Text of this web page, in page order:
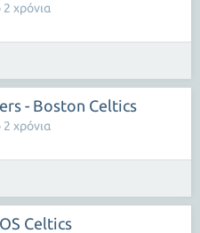
χρόνια
- Boston Celtics
χρόνια
Celtics